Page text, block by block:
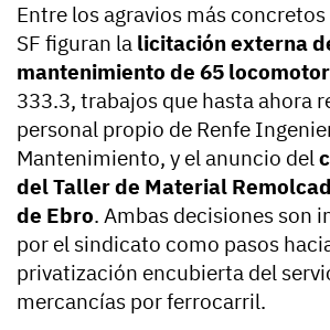
Entre los agravios más
SF figuran la licitación externa
mantenimiento de 65
333.3, trabajos que hasta ahora
personal propio de Renfe
Mantenimiento, y el anuncio del
del Taller de Material
de Ebro. Ambas decisiones son
por el sindicato como pasos
privatización encubierta del
mercancías por ferrocarril.